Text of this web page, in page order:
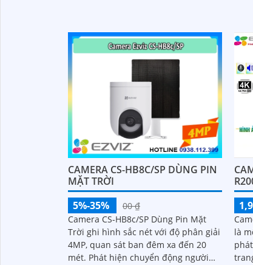
CAMERA CS-HB8C/SP DÙNG PIN
MẶT TRỜI
5%-35%
00 ₫
Camera CS-HB8c/SP Dùng Pin Mặt
Trời ghi hình sắc nét với độ phân giải
4MP, quan sát ban đêm xa đến 20
mét. Phát hiện chuyển động người
là